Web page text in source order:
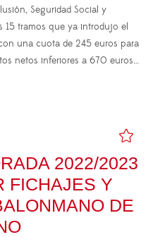
Seguridad Social y
15 tramos que ya introdujo el
una cuota de 245 euros para
netos inferiores a 670 euros…
2022/2023
FICHAJES Y
DE